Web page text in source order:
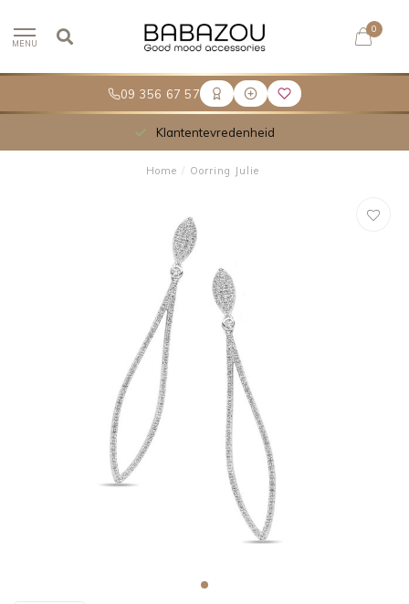
09 356 67 57
MENU
0
Klantentevredenheid
Home / Oorring Julie